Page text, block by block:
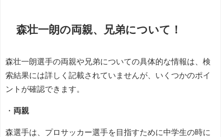
森壮一朗の両親、兄弟について！
森壮一朗選手の両親や兄弟についての具体的な情報は、検
索結果には詳しく記載されていませんが、いくつかのポイ
ントが確認できます。
・ 両親
森選手は、プロサッカー選手を目指すために中学生の時に